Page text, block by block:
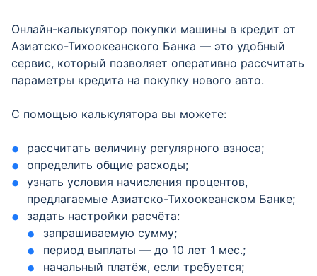
Онлайн-калькулятор покупки машины в кредит от
Азиатско-Тихоокеанского Банка — это удобный
сервис, который позволяет оперативно рассчитать
параметры кредита на покупку нового авто.
С помощью калькулятора вы можете:
рассчитать величину регулярного взноса;
определить общие расходы;
узнать условия начисления процентов,
предлагаемые Азиатско-Тихоокеанском Банке;
задать настройки расчёта:
запрашиваемую сумму;
период выплаты — до 10 лет 1 мес.;
начальный платёж, если требуется;